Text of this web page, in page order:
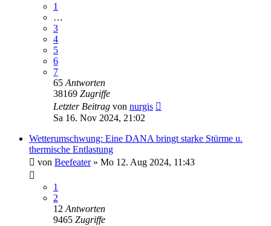
1
…
3
4
5
6
7
65 Antworten
38169 Zugriffe
Letzter Beitrag von nurgis
Sa 16. Nov 2024, 21:02
Wetterumschwung: Eine DANA bringt starke Stürme u.
thermische Entlastung
von Beefeater» Mo 12. Aug 2024, 11:43
1
2
12 Antworten
9465 Zugriffe